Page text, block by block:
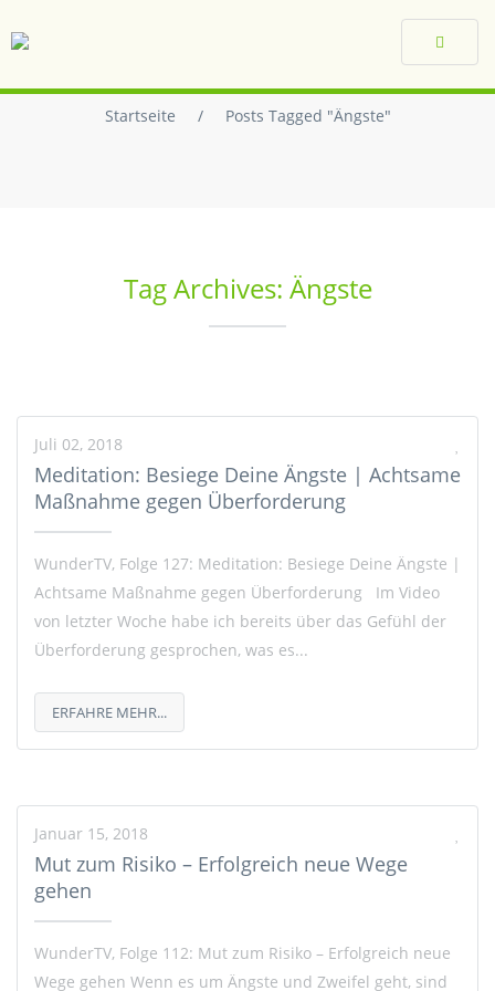
Toggle
Startseite / Posts Tagged "Ängste"
Tag Archives: Ängste
Juli 02, 2018
Meditation: Besiege Deine Ängste | Achtsame
Maßnahme gegen Überforderung
WunderTV, Folge 127: Meditation: Besiege Deine Ängste |
Achtsame Maßnahme gegen Überforderung Im Video
von letzter Woche habe ich bereits über das Gefühl der
Überforderung gesprochen, was es...
ERFAHRE MEHR...
Januar 15, 2018
Mut zum Risiko – Erfolgreich neue Wege
gehen
WunderTV, Folge 112: Mut zum Risiko – Erfolgreich neue
Wege gehen Wenn es um Ängste und Zweifel geht, sind